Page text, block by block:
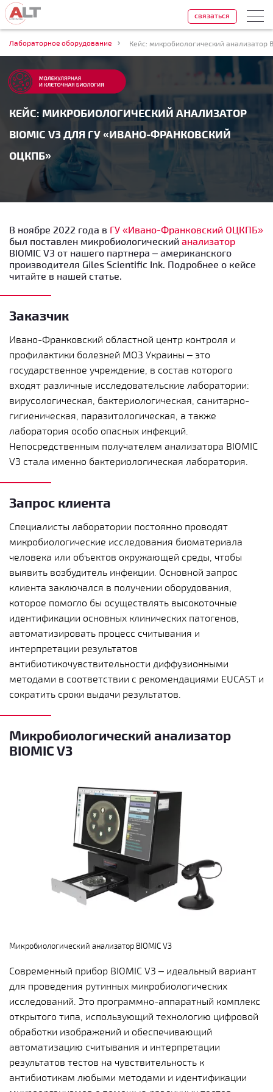
Лабораторное оборудование
КЕЙС: МИКРОБИОЛОГИЧЕСКИЙ АНАЛИЗАТОР
BIOMIC V3 ДЛЯ ГУ «ИВАНО-ФРАНКОВСКИЙ
ОЦКПБ»
связаться
В ноябре 2022 года в ГУ «Ивано-Франковский ОЦКПБ»
был поставлен микробиологический анализатор
BIOMIC V3 от нашего партнера – американского
производителя Giles Scientific Ink. Подробнее о кейсе
читайте в нашей статье.
Заказчик
Ивано-Франковский областной центр контроля и
профилактики болезней МОЗ Украины – это
государственное учреждение, в состав которого
входят различные исследовательские лаборатории:
вирусологическая, бактериологическая, санитарно-
гигиеническая, паразитологическая, а также
лаборатория особо опасных инфекций.
Непосредственным получателем анализатора BIOMIC
V3 стала именно бактериологическая лаборатория.
Запрос клиента
Специалисты лаборатории постоянно проводят
микробиологические исследования биоматериала
человека или объектов окружающей среды, чтобы
выявить возбудитель инфекции. Основной запрос
клиента заключался в получении оборудования,
которое помогло бы осуществлять высокоточные
идентификации основных клинических патогенов,
автоматизировать процесс считывания и
интерпретации результатов
антибиотикочувствительности диффузионными
методами в соответствии с рекомендациями EUCAST и
сократить сроки выдачи результатов.
Микробиологический анализатор
BIOMIC V3
Микробиологический анализатор BIOMIC V3
Современный прибор BIOMIC V3 – идеальный вариант
для проведения рутинных микробиологических
исследований. Это программно-аппаратный комплекс
открытого типа, использующий технологию цифровой
обработки изображений и обеспечивающий
автоматизацию считывания и интерпретации
результатов тестов на чувствительность к
антибиотикам любыми методами и идентификации